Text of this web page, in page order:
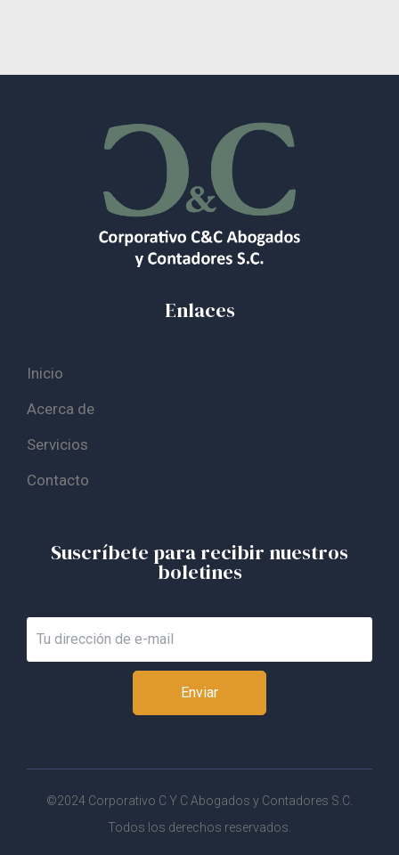
Enlaces
Inicio
Acerca de
Servicios
Contacto
Suscríbete para recibir nuestros
boletines
Enviar
©2024 Corporativo C Y C Abogados y Contadores S.C.
Todos los derechos reservados.